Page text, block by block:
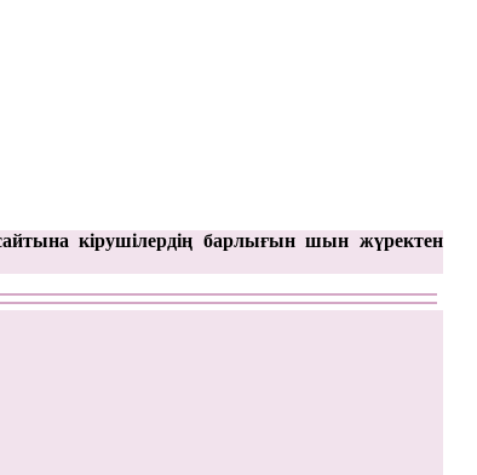
кірушілердің барлығын шын жүректен